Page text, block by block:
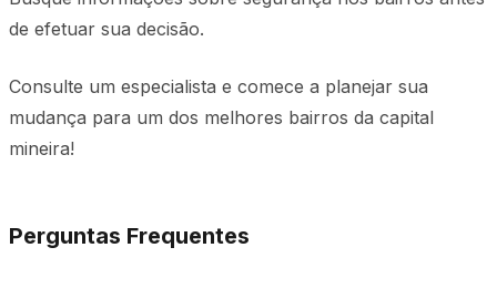
de efetuar sua decisão.
Consulte um especialista e comece a planejar sua
mudança para um dos melhores bairros da capital
mineira!
Perguntas Frequentes